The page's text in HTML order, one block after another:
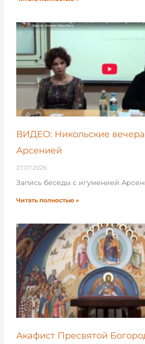
ВИДЕО: Никольские
Арсенией
27.07.2026
Запись беседы с игуменией
Читать полностью »
Акафист Пресвятой